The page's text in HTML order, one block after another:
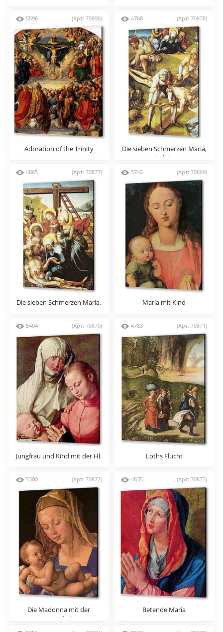
5596 (Арт: 70896)
Adoration of the Trinity
4768 (Арт: 70878)
Die sieben Schmerzen Maria,
Mitteltafel (Szene
4865 (Арт: 70877)
Die sieben Schmerzen Maria,
Mitteltafel (Szene
5742 (Арт: 70869)
Maria mit Kind
5404 (Арт: 70870)
Jungfrau und Kind mit der Hl.
4783 (Арт: 70871)
Loths Flucht
5300 (Арт: 70872)
Die Madonna mit der
Birnenschnitte
4835 (Арт: 70873)
Betende Maria